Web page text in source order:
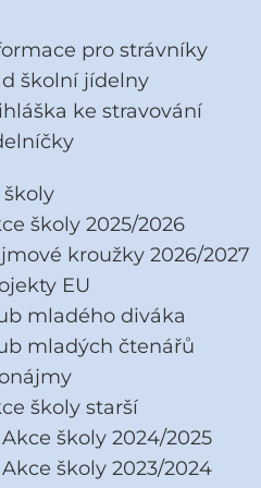
pro strávníky
školní jídelny
ke stravování
školy 2025/2026
kroužky 2026/2027
EU
mladého diváka
mladých čtenářů
školy starší
Akce školy 2024/2025
Akce školy 2023/2024